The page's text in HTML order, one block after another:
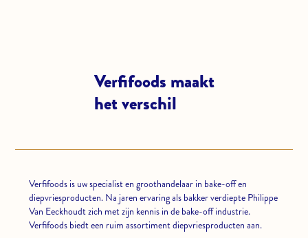
Verfifoods maakt
het verschil
Verfifoods is uw specialist en groothandelaar in bake-off en
diepvriesproducten. Na jaren ervaring als bakker verdiepte Philippe
Van Eeckhoudt zich met zijn kennis in de bake-off industrie.
Verfifoods biedt een ruim assortiment diepvriesproducten aan.